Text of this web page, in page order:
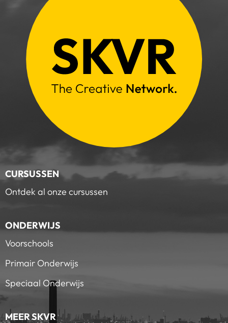
CURSUSSEN
Ontdek al onze cursussen
ONDERWIJS
Voorschools
Primair Onderwijs
Speciaal Onderwijs
MEER SKVR